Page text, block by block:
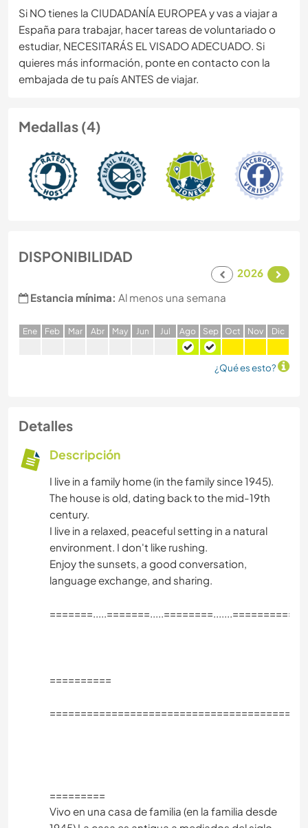
Si NO tienes la CIUDADANÍA EUROPEA y vas a viajar a
España para trabajar, hacer tareas de voluntariado o
estudiar, NECESITARÁS EL VISADO ADECUADO. Si
quieres más información, ponte en contacto con la
embajada de tu país ANTES de viajar.
Medallas (4)
DISPONIBILIDAD
2026
Estancia mínima: Al menos una semana
Ene Feb Mar Abr May Jun Jul Ago Sep Oct Nov Dic
¿Qué es esto?
Detalles
Descripción
I live in a family home (in the family since 1945).
The house is old, dating back to the mid-19th
century.
I live in a relaxed, peaceful setting in a natural
environment. I don't like rushing.
Enjoy the sunsets, a good conversation,
language exchange, and sharing.
=======.....=======.....========.......===========
==========
=========================================
=========
Vivo en una casa de familia (en la familia desde